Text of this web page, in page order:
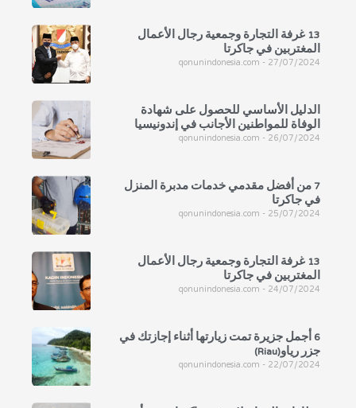
13 غرفة التجارة وجمعية رجال الأعمال
المغتربين في جاكرتا
qonunindonesia.com 27/07/2024
الدليل الأساسي للحصول على شهادة
الوفاة للمواطنين الأجانب في إندونيسيا
qonunindonesia.com 26/07/2024
7 من أفضل مقدمي خدمات مدبرة المنزل
في جاكرتا
qonunindonesia.com 25/07/2024
13 غرفة التجارة وجمعية رجال الأعمال
المغتربين في جاكرتا
qonunindonesia.com 24/07/2024
6 أجمل جزيرة تمت زيارتها أثناء إجازتك في
جزر رياو(Riau)
qonunindonesia.com 22/07/2024